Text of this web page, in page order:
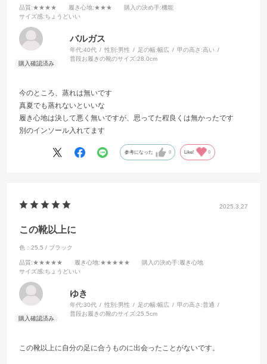
品質:★★★★ 履き心地:★★★ 購入の決め手:機能
サイズ感:ちょうどいい
バルガス
年代:40代 性別:男性 足の幅:幅広 甲の高さ:高い
普段お履きの靴のサイズ:28.0cm
今のところ、蒸れは無いです
真夏でも蒸れないといいな
履き心地は決して悪く無いですが、思ってた程良くは無かったです
別のインソール入れてます
参考になった 0 Like! 0
2025.3.27
この靴以上に
色：25.5 / ブラック
品質:★★★★★ 履き心地:★★★★★ 購入の決め手:履き心地
サイズ感:ちょうどいい
ゆき
年代:30代 性別:男性 足の幅:幅広 甲の高さ:普通
普段お履きの靴のサイズ:25.5cm
この靴以上に自分の足に合うものに出会ったことがないです。